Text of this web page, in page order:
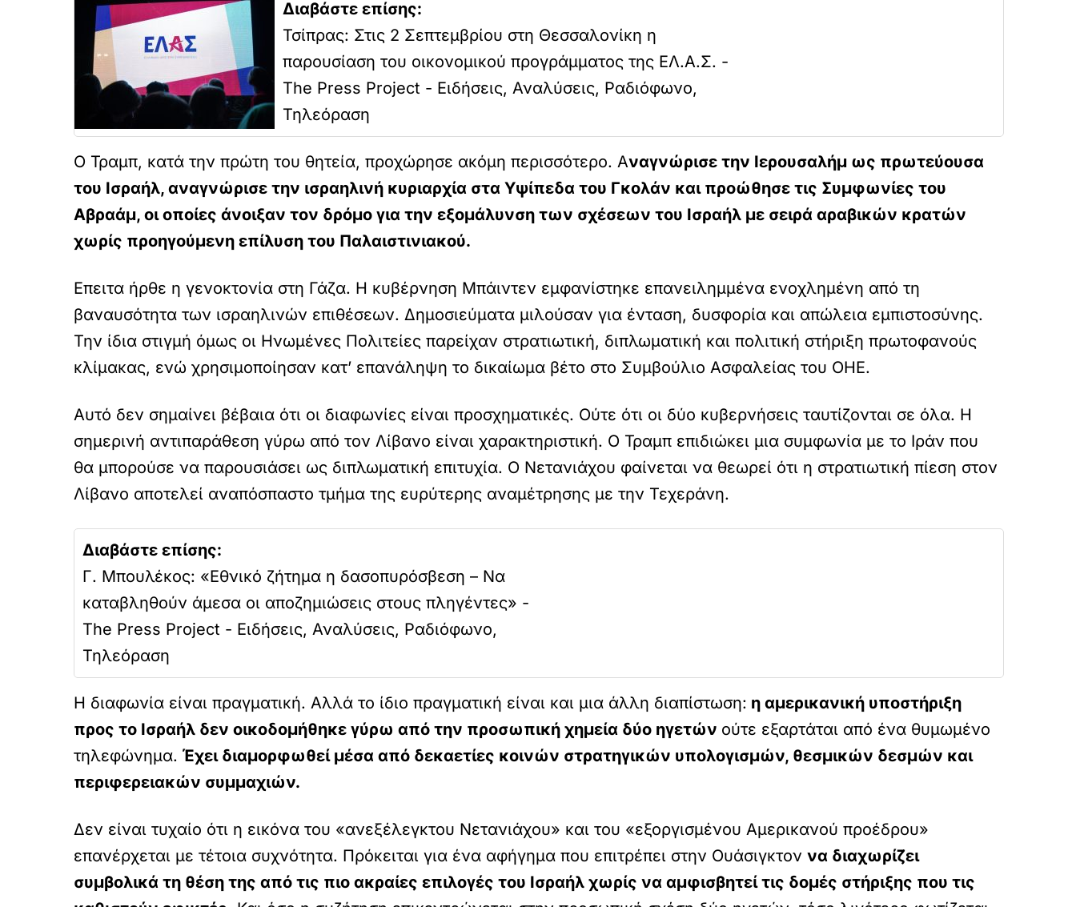
Διαβάστε επίσης:
Τσίπρας: Στις 2 Σεπτεμβρίου στη Θεσσαλονίκη η
παρουσίαση του οικονομικού προγράμματος της ΕΛ.Α.Σ. -
The Press Project - Ειδήσεις, Αναλύσεις, Ραδιόφωνο,
Τηλεόραση
Ο Τραμπ, κατά την πρώτη του θητεία, προχώρησε ακόμη περισσότερο. Αναγνώρισε την Ιερουσαλήμ ως πρωτεύουσα
του Ισραήλ, αναγνώρισε την ισραηλινή κυριαρχία στα Υψίπεδα του Γκολάν και προώθησε τις Συμφωνίες του
Αβραάμ, οι οποίες άνοιξαν τον δρόμο για την εξομάλυνση των σχέσεων του Ισραήλ με σειρά αραβικών κρατών
χωρίς προηγούμενη επίλυση του Παλαιστινιακού.
Επειτα ήρθε η γενοκτονία στη Γάζα. Η κυβέρνηση Μπάιντεν εμφανίστηκε επανειλημμένα ενοχλημένη από τη
βαναυσότητα των ισραηλινών επιθέσεων. Δημοσιεύματα μιλούσαν για ένταση, δυσφορία και απώλεια εμπιστοσύνης.
Την ίδια στιγμή όμως οι Ηνωμένες Πολιτείες παρείχαν στρατιωτική, διπλωματική και πολιτική στήριξη πρωτοφανούς
κλίμακας, ενώ χρησιμοποίησαν κατ’ επανάληψη το δικαίωμα βέτο στο Συμβούλιο Ασφαλείας του ΟΗΕ.
Αυτό δεν σημαίνει βέβαια ότι οι διαφωνίες είναι προσχηματικές. Ούτε ότι οι δύο κυβερνήσεις ταυτίζονται σε όλα. Η
σημερινή αντιπαράθεση γύρω από τον Λίβανο είναι χαρακτηριστική. Ο Τραμπ επιδιώκει μια συμφωνία με το Ιράν που
θα μπορούσε να παρουσιάσει ως διπλωματική επιτυχία. Ο Νετανιάχου φαίνεται να θεωρεί ότι η στρατιωτική πίεση στον
Λίβανο αποτελεί αναπόσπαστο τμήμα της ευρύτερης αναμέτρησης με την Τεχεράνη.
Διαβάστε επίσης:
Γ. Μπουλέκος: «Εθνικό ζήτημα η δασοπυρόσβεση – Να
καταβληθούν άμεσα οι αποζημιώσεις στους πληγέντες» -
The Press Project - Ειδήσεις, Αναλύσεις, Ραδιόφωνο,
Τηλεόραση
Η διαφωνία είναι πραγματική. Αλλά το ίδιο πραγματική είναι και μια άλλη διαπίστωση: η αμερικανική υποστήριξη
προς το Ισραήλ δεν οικοδομήθηκε γύρω από την προσωπική χημεία δύο ηγετών ούτε εξαρτάται από ένα θυμωμένο
τηλεφώνημα. Έχει διαμορφωθεί μέσα από δεκαετίες κοινών στρατηγικών υπολογισμών, θεσμικών δεσμών και
περιφερειακών συμμαχιών.
Δεν είναι τυχαίο ότι η εικόνα του «ανεξέλεγκτου Νετανιάχου» και του «εξοργισμένου Αμερικανού προέδρου»
επανέρχεται με τέτοια συχνότητα. Πρόκειται για ένα αφήγημα που επιτρέπει στην Ουάσιγκτον να διαχωρίζει
συμβολικά τη θέση της από τις πιο ακραίες επιλογές του Ισραήλ χωρίς να αμφισβητεί τις δομές στήριξης που τις